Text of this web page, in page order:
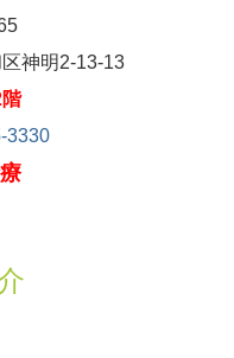
神明2-13-13
3330